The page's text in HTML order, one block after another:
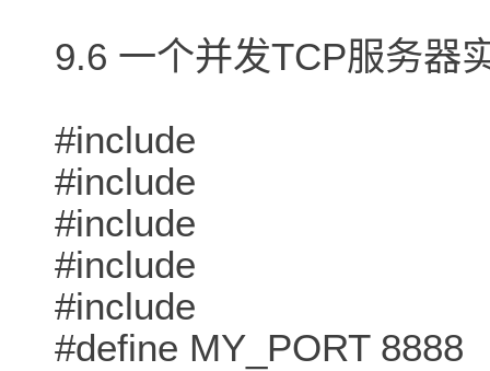
9.6 一个并发TCP服务器
#include
#include
#include
#include
#include
#define MY_PORT 8888